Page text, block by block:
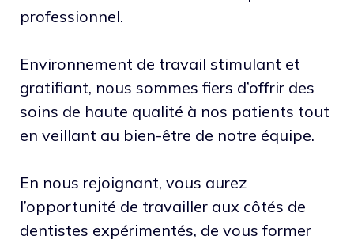
professionnel.
Environnement de travail stimulant et
gratifiant, nous sommes fiers d’offrir des
soins de haute qualité à nos patients tout
en veillant au bien-être de notre équipe.
En nous rejoignant, vous aurez
l’opportunité de travailler aux côtés de
dentistes expérimentés, de vous former